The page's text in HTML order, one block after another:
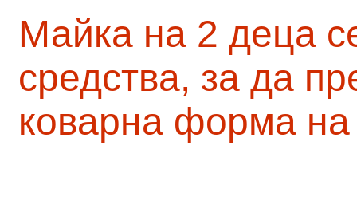
Майка на 2 деца
средства, за да
коварна форма на